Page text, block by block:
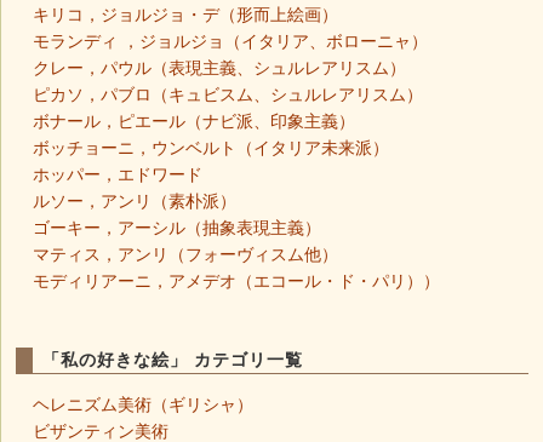
キリコ，ジョルジョ・デ（形而上絵画）
モランディ ，ジョルジョ（イタリア、ボローニャ）
クレー，パウル（表現主義、シュルレアリスム）
ピカソ，パブロ（キュビスム、シュルレアリスム）
ボナール，ピエール（ナビ派、印象主義）
ボッチョーニ，ウンベルト（イタリア未来派）
ホッパー，エドワード
ルソー，アンリ（素朴派）
ゴーキー，アーシル（抽象表現主義）
マティス，アンリ（フォーヴィスム他）
モディリアーニ，アメデオ（エコール・ド・パリ））
「私の好きな絵」 カテゴリ一覧
ヘレニズム美術（ギリシャ）
ビザンティン美術